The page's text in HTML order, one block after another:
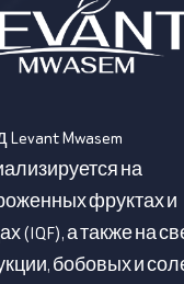
Mwasem
на
фруктах и
(IQF), а также на
бобовых и